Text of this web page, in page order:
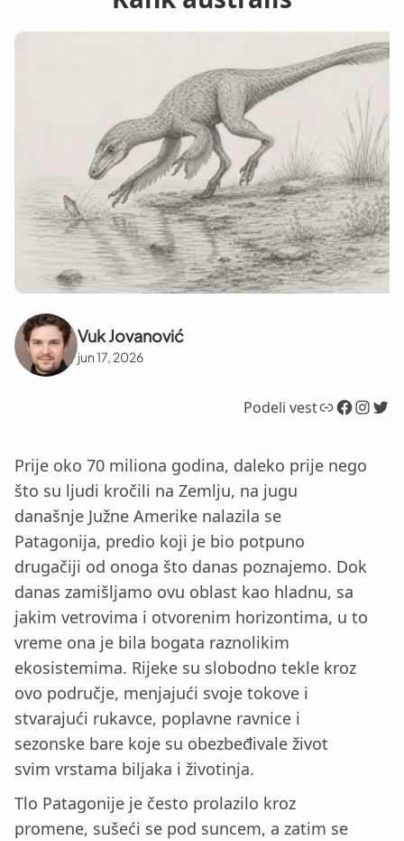
Vuk Jovanović
jun 17, 2026
Podeli vestLink Facebook InstagramTwitter
Prije oko 70 miliona godina, daleko prije nego
što su ljudi kročili na Zemlju, na jugu
današnje Južne Amerike nalazila se
Patagonija, predio koji je bio potpuno
drugačiji od onoga što danas poznajemo. Dok
danas zamišljamo ovu oblast kao hladnu, sa
jakim vetrovima i otvorenim horizontima, u to
vreme ona je bila bogata raznolikim
ekosistemima. Rijeke su slobodno tekle kroz
ovo područje, menjajući svoje tokove i
stvarajući rukavce, poplavne ravnice i
sezonske bare koje su obezbeđivale život
svim vrstama biljaka i životinja.
Tlo Patagonije je često prolazilo kroz
promene, sušeći se pod suncem, a zatim se